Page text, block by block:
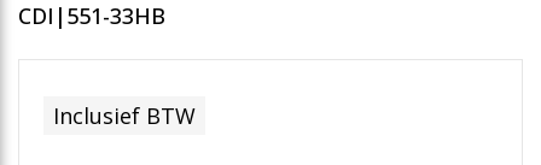
CDI|551-33HB
Inclusief BTW